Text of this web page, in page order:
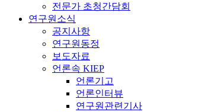
전문가 초청간담회
연구원소식
공지사항
연구원동정
보도자료
언론속 KIEP
언론기고
언론인터뷰
연구원관련기사